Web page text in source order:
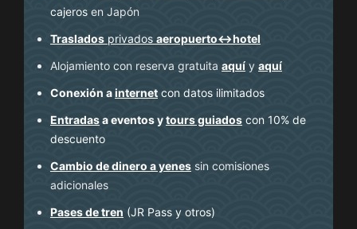
cajeros en Japón
Traslados privados aeropuerto↔hotel
Alojamiento con reserva gratuita aquí y aquí
Conexión ainternet con datos ilimitados
Entradasa eventos ytours guiados con 10% de
descuento
Cambio de dinero a yenes sin comisiones
adicionales
Pases de tren (JR Pass y otros)